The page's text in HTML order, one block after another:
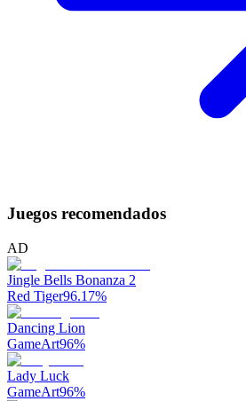
Juegos recomendados
AD
Jingle Bells Bonanza 2
Red Tiger96.17%
Dancing Lion
GameArt96%
Lady Luck
GameArt96%